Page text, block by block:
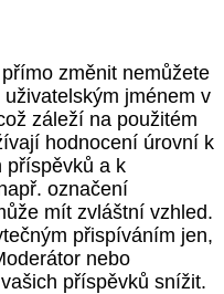
změnit nemůžete
jménem v
záleží na použitém
hodnocení úrovní k
příspěvků a k
označení
mít zvláštní vzhled.
přispíváním jen,
nebo
příspěvků snížit.